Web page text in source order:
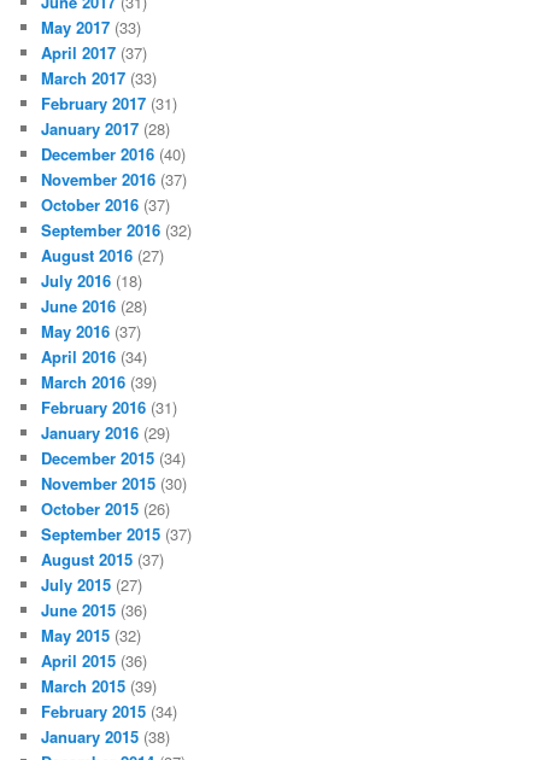
May 2017 (33)
April 2017 (37)
March 2017 (33)
February 2017 (31)
January 2017 (28)
December 2016 (40)
November 2016 (37)
October 2016 (37)
September 2016 (32)
August 2016 (27)
July 2016 (18)
June 2016 (28)
May 2016 (37)
April 2016 (34)
March 2016 (39)
February 2016 (31)
January 2016 (29)
December 2015 (34)
November 2015 (30)
October 2015 (26)
September 2015 (37)
August 2015 (37)
July 2015 (27)
June 2015 (36)
May 2015 (32)
April 2015 (36)
March 2015 (39)
February 2015 (34)
January 2015 (38)